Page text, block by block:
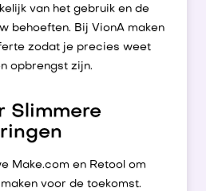
van het gebruik en de
behoeften. Bij VionA maken
zodat je precies weet
opbrengst zijn.
Slimmere
Make.com en Retool om
voor de toekomst.